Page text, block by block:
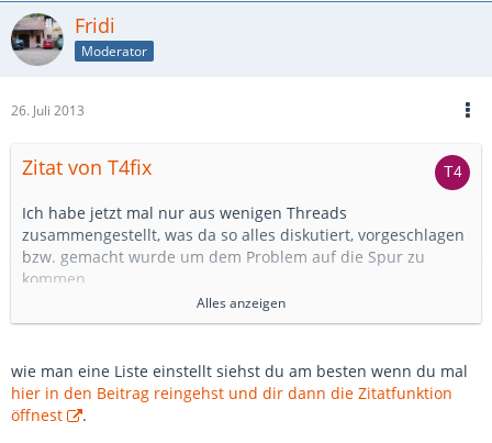
1368_IMG_1631.JPG
Die Liste ist also zunächst nur eine Sammlung und kein
Leider weiß ich nicht, wie ich diese Liste evtl. zur weiteren
Fridi
Moderator
26. Juli 2013
Zitat von T4fix
Ich habe jetzt mal nur aus wenigen Threads
zusammengestellt, was da so alles diskutiert, vorgeschlagen
bzw. gemacht wurde um dem Problem auf die Spur zu
kommen.
Leider hat hier niemand berichtet, was die erfolgreiche
Lösung war, obwohl es solche scheinbar gegeben hat.....
Die Liste ist also zunächst nur eine Sammlung und kein
Lösungskonzept.... das soll es ja werden. Vollstädig ist sie
Alles anzeigen
wie man eine Liste einstellt siehst du am besten wenn du mal
hier in den Beitrag reingehst und dir dann die Zitatfunktion
öffnest
.